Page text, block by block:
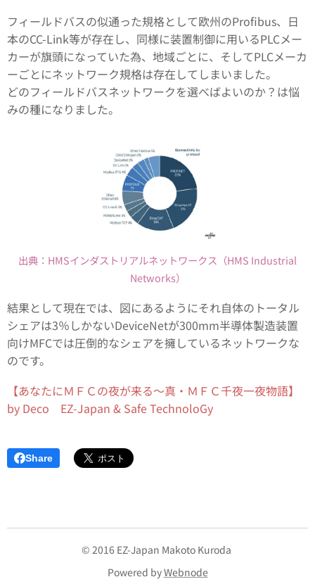
フィールドバスの似通った規格として欧州のProfibus、日
本のCC-Link等が存在し、同様に装置制御に用いるPLCメー
カーが旗頭になっていた為、地域ごとに、そしてPLCメーカ
ーごとにネットワーク規格は存在してしまいました。
どのフィールドバスネットワークを選べばよいのか？は悩
みの種になりました。
出典：HMSインダストリアルネットワークス（HMS Industrial
Networks）
結果として現在では、図にあるようにそれ自体のトータル
シェアは3％しかないDeviceNetが300mm半導体製造装置
向けMFCでは圧倒的なシェアを擁しているネットワークな
のです。
【あなたにＭＦＣの夜が来る～真・ＭＦＣ千夜一夜物語】
by Deco EZ-Japan & Safe TechnoloGy
Share
© 2016 EZ-Japan Makoto Kuroda
Powered byWebnode